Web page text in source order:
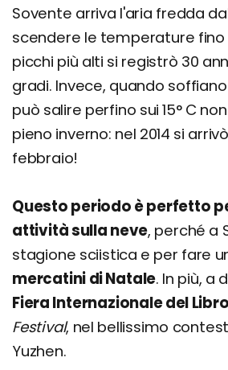
Sovente arriva l'aria fredda
scendere le temperature fino
picchi più alti si registrò 30
gradi. Invece, quando
può salire perfino sui 15° C
pieno inverno: nel 2014 si
febbraio!
Questo periodo è perfetto
attività sulla neve, perché a
stagione sciistica e per fare
mercatini di Natale. In più, a
Fiera Internazionale del Libro
Festival, nel bellissimo
Yuzhen.